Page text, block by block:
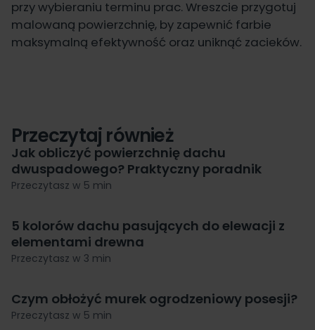
przy wybieraniu terminu prac. Wreszcie przygotuj
malowaną powierzchnię, by zapewnić farbie
maksymalną efektywność oraz uniknąć zacieków.
Przeczytaj również
Jak obliczyć powierzchnię dachu
dwuspadowego? Praktyczny poradnik
Przeczytasz w 5 min
5 kolorów dachu pasujących do elewacji z
elementami drewna
Przeczytasz w 3 min
Czym obłożyć murek ogrodzeniowy posesji?
Przeczytasz w 5 min